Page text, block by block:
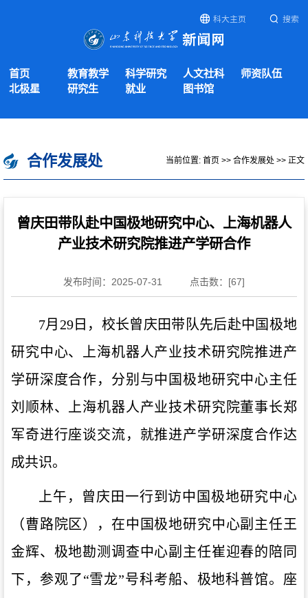
科大主页 搜索
首页 教育教学 科学研究 人文社科
师资队伍
北极星
研究生 就业 图书馆
合作发展处 当前位置: 首页 >> 合作发展处 >> 正文
曾庆田带队赴中国极地研究中心、上海机器人
产业技术研究院推进产学研合作
发布时间：2025-07-31 点击数：[67]
7月29日，校长曾庆田带队先后赴中国极地
研究中心、上海机器人产业技术研究院推进产
学研深度合作，分别与中国极地研究中心主任
刘顺林、上海机器人产业技术研究院董事长郑
军奇进行座谈交流，就推进产学研深度合作达
成共识。
上午，曾庆田一行到访中国极地研究中心
（曹路院区），在中国极地研究中心副主任王
金辉、极地勘测调查中心副主任崔迎春的陪同
下，参观了“雪龙”号科考船、极地科普馆。座